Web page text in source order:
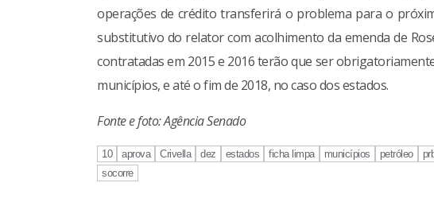
operações de crédito transferirá o problema para o
substitutivo do relator com acolhimento da emenda de
contratadas em 2015 e 2016 terão que ser
municípios, e até o fim de 2018, no caso dos estados.
Fonte e foto: Agência Senado
10 aprova Crivella dez estados ficha limpa municípios petróleo
socorre